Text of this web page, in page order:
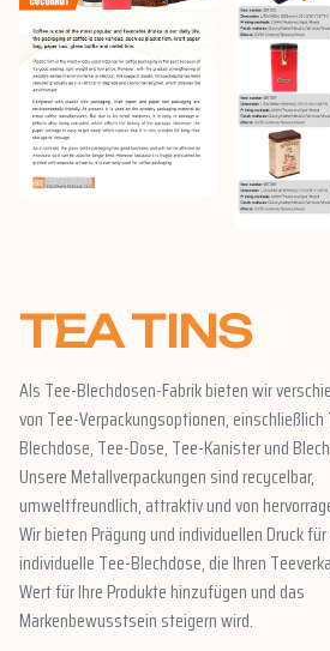
TEA TINS
Als Tee-Blechdosen-Fabrik bieten wir
von Tee-Verpackungsoptionen, einschließlich
Blechdose, Tee-Dose, Tee-Kanister und
Unsere Metallverpackungen sind recycelbar,
umweltfreundlich, attraktiv und von
Wir bieten Prägung und individuellen Druck
individuelle Tee-Blechdose, die Ihren
Wert für Ihre Produkte hinzufügen und das
Markenbewusstsein steigern wird.